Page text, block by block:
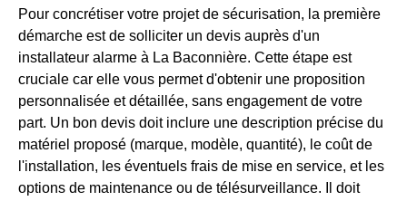
Pour concrétiser votre projet de sécurisation, la première
démarche est de solliciter un devis auprès d'un
installateur alarme à La Baconnière. Cette étape est
cruciale car elle vous permet d'obtenir une proposition
personnalisée et détaillée, sans engagement de votre
part. Un bon devis doit inclure une description précise du
matériel proposé (marque, modèle, quantité), le coût de
l'installation, les éventuels frais de mise en service, et les
options de maintenance ou de télésurveillance. Il doit